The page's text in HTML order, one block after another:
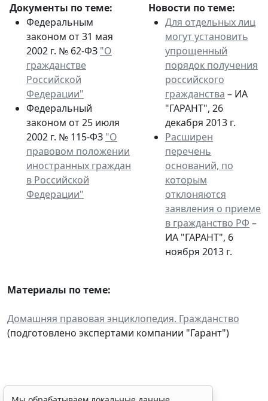
Документы по теме:
Новости по теме:
Федеральным
законом от 31 мая
2002 г. № 62-ФЗ "О
гражданстве
Российской
Федерации"
Федеральный
законом от 25 июля
2002 г. № 115-ФЗ "О
правовом положении
иностранных граждан
в Российской
Федерации"
Для отдельных лиц
могут установить
упрощенный
порядок получения
российского
гражданства – ИА
"ГАРАНТ", 26
декабря 2013 г.
Расширен
перечень
оснований, по
которым
отклоняются
заявления о приеме
в гражданство РФ –
ИА "ГАРАНТ", 6
ноября 2013 г.
Материалы по теме:
Домашняя правовая энциклопедия. Гражданство
(подготовлено экспертами компании "Гарант")